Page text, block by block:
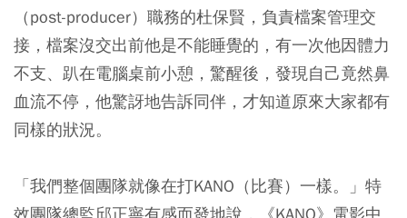
（post-producer）職務的杜保賢，負責檔案管理交
接，檔案沒交出前他是不能睡覺的，有一次他因體力
不支、趴在電腦桌前小憩，驚醒後，發現自己竟然鼻
血流不停，他驚訝地告訴同伴，才知道原來大家都有
同樣的狀況。
「我們整個團隊就像在打KANO（比賽）一樣。」特